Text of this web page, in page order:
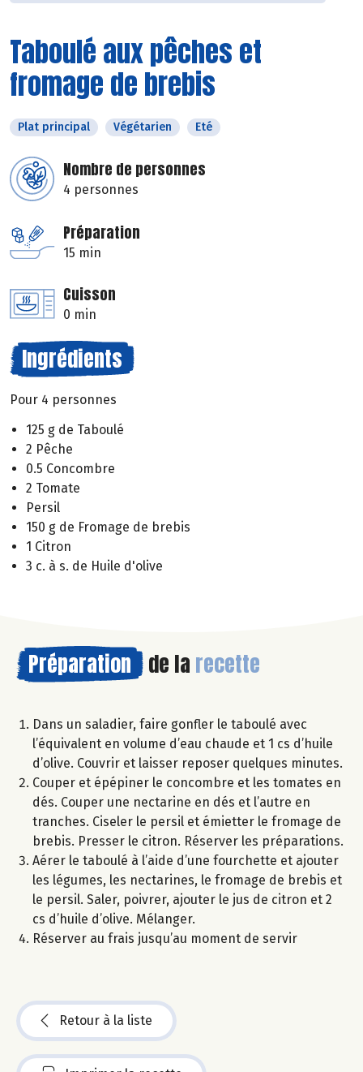
Taboulé aux pêches et
fromage de brebis
Plat principal Végétarien Eté
Nombre de personnes
4 personnes
Préparation
15 min
Cuisson
0 min
Ingrédients
Pour 4 personnes
125 g de Taboulé
2 Pêche
0.5 Concombre
2 Tomate
Persil
150 g de Fromage de brebis
1 Citron
3 c. à s. de Huile d'olive
Préparation de la recette
Dans un saladier, faire gonfler le taboulé avec
l’équivalent en volume d’eau chaude et 1 cs d’huile
d’olive. Couvrir et laisser reposer quelques minutes.
Couper et épépiner le concombre et les tomates en
dés. Couper une nectarine en dés et l’autre en
tranches. Ciseler le persil et émietter le fromage de
brebis. Presser le citron. Réserver les préparations.
Aérer le taboulé à l’aide d’une fourchette et ajouter
les légumes, les nectarines, le fromage de brebis et
le persil. Saler, poivrer, ajouter le jus de citron et 2
cs d’huile d’olive. Mélanger.
Réserver au frais jusqu’au moment de servir
Retour à la liste